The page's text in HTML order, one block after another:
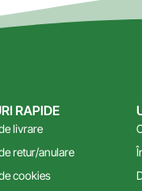
RAPIDE
livrare
retur/anulare
cookies